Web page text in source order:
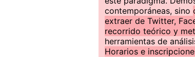
contemporáneas, sino
extraer de Twitter,
recorrido teórico y
herramientas de
Horarios e